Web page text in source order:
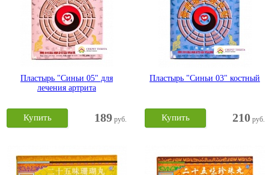
Пластырь "Синьи 05" для
лечения артрита
189 руб.
Купить
Пластырь "Синьи 03" костный
210 руб.
Купить